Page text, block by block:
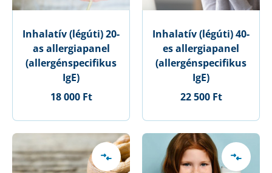
Inhalatív (légúti) 20-
as allergiapanel
(allergénspecifikus
IgE)
18 000 Ft
Inhalatív (légúti) 40-
es allergiapanel
(allergénspecifikus
IgE)
22 500 Ft